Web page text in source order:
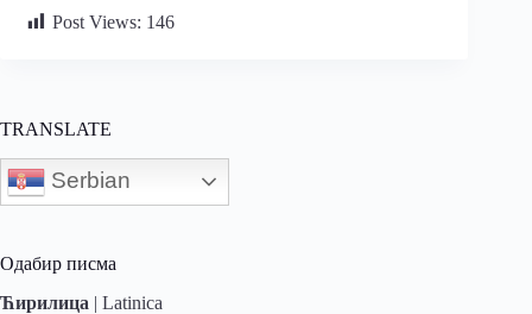
Post Views: 146
TRANSLATE
Serbian
Одабир писма
Ћирилица | Latinica